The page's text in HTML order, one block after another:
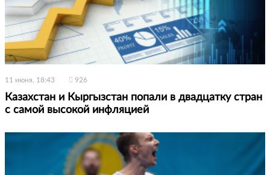
11 июня, 18:43 926
Казахстан и Кыргызстан попали в двадцатку стран
с самой высокой инфляцией